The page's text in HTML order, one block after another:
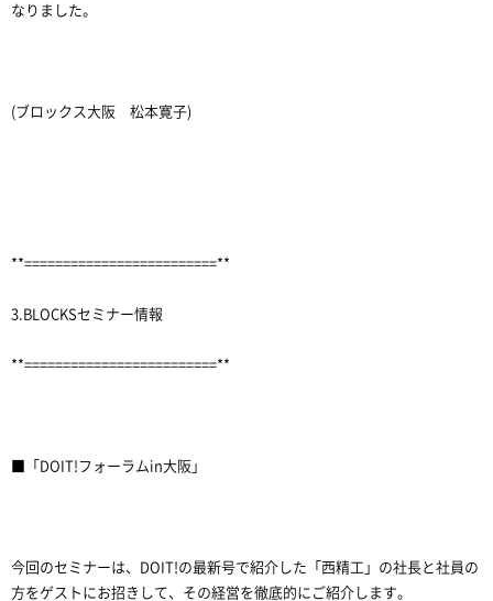
なりました。
(ブロックス大阪 松本寛子)
**=========================**
3.BLOCKSセミナー情報
**=========================**
■「DOIT!フォーラムin大阪」
今回のセミナーは、DOIT!の最新号で紹介した「西精工」の社長と社員の
方をゲストにお招きして、その経営を徹底的にご紹介します。